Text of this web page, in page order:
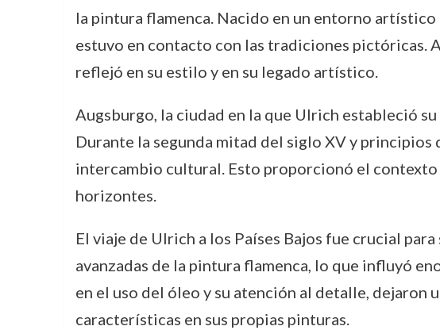
la pintura flamenca. Nacido en un entorno
estuvo en contacto con las tradiciones pictóricas.
reflejó en su estilo y en su legado artístico.
Augsburgo, la ciudad en la que Ulrich estableció
Durante la segunda mitad del siglo XV y
intercambio cultural. Esto proporcionó el
horizontes.
El viaje de Ulrich a los Países Bajos fue crucial
avanzadas de la pintura flamenca, lo que influyó
en el uso del óleo y su atención al detalle, dejaron
características en sus propias pinturas.